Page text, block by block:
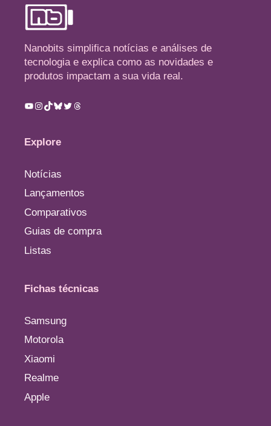
Nanobits simplifica notícias e análises de
tecnologia e explica como as novidades e
produtos impactam a sua vida real.
Youtube
Instagram
TikTok
Bluesky
TwitterThreads
Explore
Notícias
Lançamentos
Comparativos
Guias de compra
Listas
Fichas técnicas
Samsung
Motorola
Xiaomi
Realme
Apple